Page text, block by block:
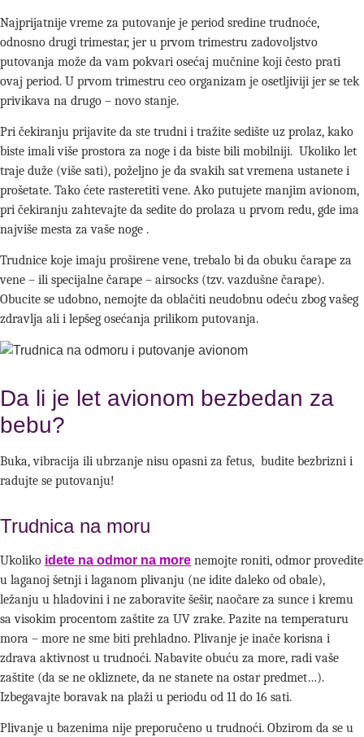
Najprijatnije vreme za putovanje je period sredine trudnoće,
odnosno drugi trimestar, jer u prvom trimestru zadovoljstvo
putovanja može da vam pokvari osećaj mučnine koji često prati
ovaj period. U prvom trimestru ceo organizam je osetljiviji jer se tek
privikava na drugo – novo stanje.
Pri čekiranju prijavite da ste trudni i tražite sedište uz prolaz, kako
biste imali više prostora za noge i da biste bili mobilniji. Ukoliko let
traje duže (više sati), poželjno je da svakih sat vremena ustanete i
prošetate. Tako ćete rasteretiti vene. Ako putujete manjim avionom,
pri čekiranju zahtevajte da sedite do prolaza u prvom redu, gde ima
najviše mesta za vaše noge .
Trudnice koje imaju proširene vene, trebalo bi da obuku čarape za
vene – ili specijalne čarape – airsocks (tzv. vazdušne čarape).
Obucite se udobno, nemojte da oblačiti neudobnu odeću zbog vašeg
zdravlja ali i lepšeg osećanja prilikom putovanja.
Da li je let avionom bezbedan za
bebu?
Buka, vibracija ili ubrzanje nisu opasni za fetus, budite bezbrizni i
radujte se putovanju!
Trudnica na moru
Ukoliko idete na odmor na more nemojte roniti, odmor provedite
u laganoj šetnji i laganom plivanju (ne idite daleko od obale),
ležanju u hladovini i ne zaboravite šešir, naočare za sunce i kremu
sa visokim procentom zaštite za UV zrake. Pazite na temperaturu
mora – more ne sme biti prehladno. Plivanje je inače korisna i
zdrava aktivnost u trudnoći. Nabavite obuću za more, radi vaše
zaštite (da se ne okliznete, da ne stanete na ostar predmet…).
Izbegavajte boravak na plaži u periodu od 11 do 16 sati.
Plivanje u bazenima nije preporučeno u trudnoći. Obzirom da se u